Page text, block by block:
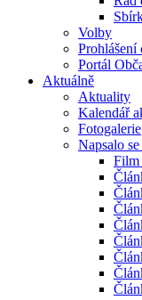
Volby
Prohlášení
Portál
Aktuálně
Aktuality
Kalendář
Fotogalerie
Napsalo
Film